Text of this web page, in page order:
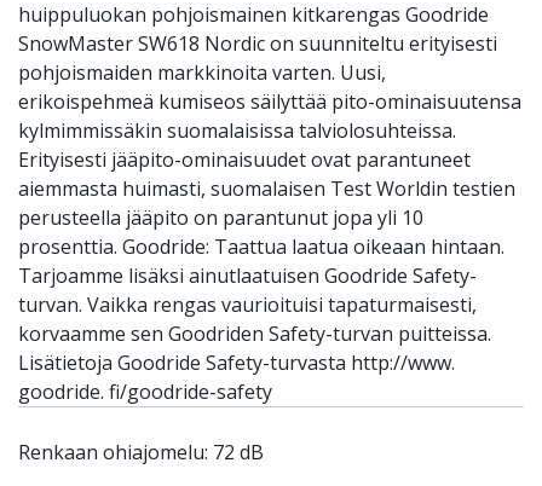
huippuluokan pohjoismainen kitkarengas Goodride
SnowMaster SW618 Nordic on suunniteltu erityisesti
pohjoismaiden markkinoita varten. Uusi,
erikoispehmeä kumiseos säilyttää pito-ominaisuutensa
kylmimmissäkin suomalaisissa talviolosuhteissa.
Erityisesti jääpito-ominaisuudet ovat parantuneet
aiemmasta huimasti, suomalaisen Test Worldin testien
perusteella jääpito on parantunut jopa yli 10
prosenttia. Goodride: Taattua laatua oikeaan hintaan.
Tarjoamme lisäksi ainutlaatuisen Goodride Safety-
turvan. Vaikka rengas vaurioituisi tapaturmaisesti,
korvaamme sen Goodriden Safety-turvan puitteissa.
Lisätietoja Goodride Safety-turvasta http://www.
goodride. fi/goodride-safety
Renkaan ohiajomelu: 72 dB